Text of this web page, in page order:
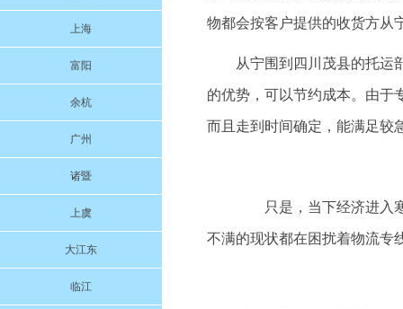
上海
富阳
余杭
广州
诸暨
上虞
大江东
临江
物都会按客户提供的收货方从
从宁围到四川茂县的托运
的优势，可以节约成本。由于
而且走到时间确定，能满足较
只是，当下经济进入寒
不满的现状都在困扰着物流专